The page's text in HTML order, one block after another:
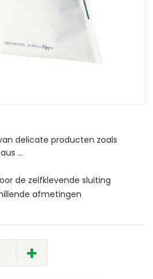
delicate producten zoals
...
de zelfklevende sluiting
afmetingen
+